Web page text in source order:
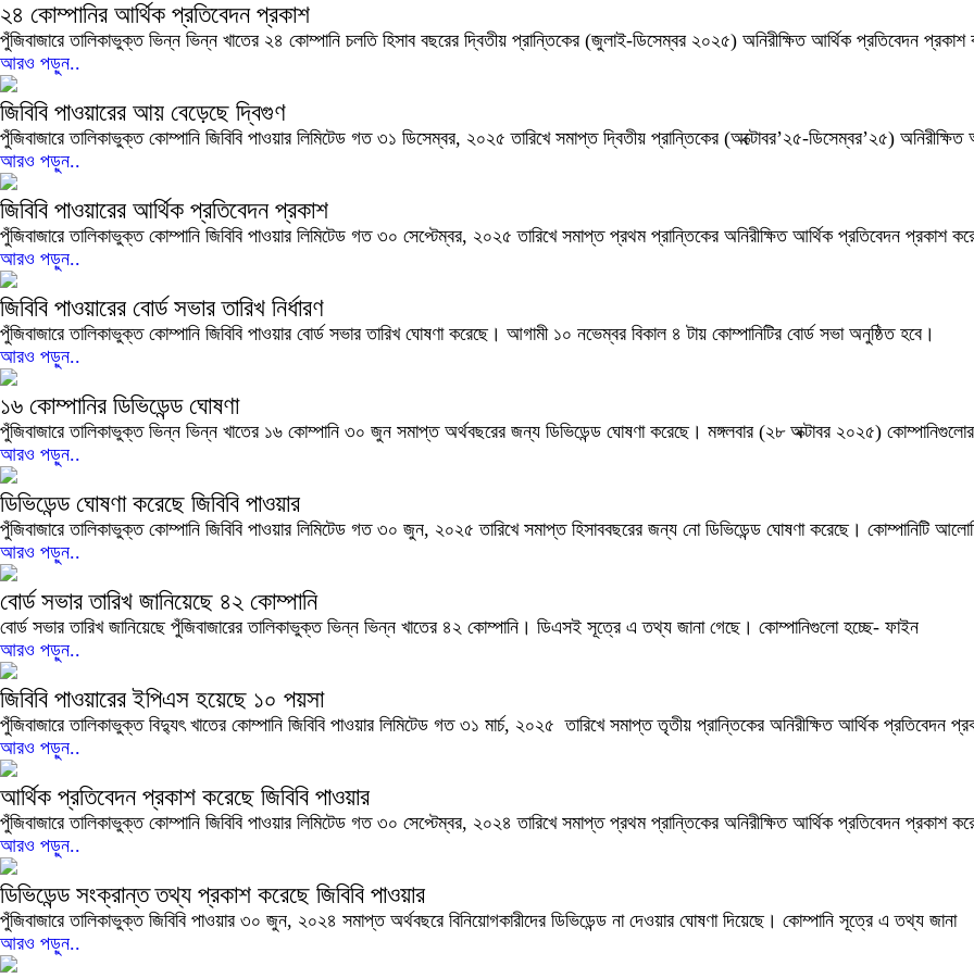
২৪ কোম্পানির আর্থিক প্রতিবেদন প্রকাশ
পুঁজিবাজারে তালিকাভুক্ত ভিন্ন ভিন্ন খাতের ২৪ কোম্পানি চলতি হিসাব বছরের দ্বিতীয় প্রান্তিকের (জুলাই-ডিসেম্বর ২০২৫) অনিরীক্ষিত আর্থিক প্রতিবেদন
আরও পড়ুন..
জিবিবি পাওয়ারের আয় বেড়েছে দ্বিগুণ
পুঁজিবাজারে তালিকাভুক্ত কোম্পানি জিবিবি পাওয়ার লিমিটেড গত ৩১ ডিসেম্বর, ২০২৫ তারিখে সমাপ্ত দ্বিতীয় প্রান্তিকের (অক্টোবর’২৫-ডিসেম্বর’২৫)
আরও পড়ুন..
জিবিবি পাওয়ারের আর্থিক প্রতিবেদন প্রকাশ
পুঁজিবাজারে তালিকাভুক্ত কোম্পানি জিবিবি পাওয়ার লিমিটেড গত ৩০ সেপ্টেম্বর, ২০২৫ তারিখে সমাপ্ত প্রথম প্রান্তিকের অনিরীক্ষিত আর্থিক প্রতিবেদন প্রকাশ
আরও পড়ুন..
জিবিবি পাওয়ারের বোর্ড সভার তারিখ নির্ধারণ
পুঁজিবাজারে তালিকাভুক্ত কোম্পানি জিবিবি পাওয়ার বোর্ড সভার তারিখ ঘোষণা করেছে। আগামী ১০ নভেম্বর বিকাল ৪ টায় কোম্পানিটির বোর্ড সভা অনুষ্ঠিত হবে।
আরও পড়ুন..
১৬ কোম্পানির ডিভিডেন্ড ঘোষণা
পুঁজিবাজারে তালিকাভুক্ত ভিন্ন ভিন্ন খাতের ১৬ কোম্পানি ৩০ জুন সমাপ্ত অর্থবছরের জন্য ডিভিডেন্ড ঘোষণা করেছে। মঙ্গলবার (২৮ অক্টাবর ২০২৫) কোম্পানিগুলোর
আরও পড়ুন..
ডিভিডেন্ড ঘোষণা করেছে জিবিবি পাওয়ার
পুঁজিবাজারে তালিকাভুক্ত কোম্পানি জিবিবি পাওয়ার লিমিটেড গত ৩০ জুন, ২০২৫ তারিখে সমাপ্ত হিসাববছরের জন্য নো ডিভিডেন্ড ঘোষণা করেছে। কোম্পানিটি
আরও পড়ুন..
বোর্ড সভার তারিখ জানিয়েছে ৪২ কোম্পানি
বোর্ড সভার তারিখ জানিয়েছে পুঁজিবাজারের তালিকাভুক্ত ভিন্ন ভিন্ন খাতের ৪২ কোম্পানি। ডিএসই সূত্রে এ তথ্য জানা গেছে। কোম্পানিগুলো হচ্ছে- ফাইন
আরও পড়ুন..
জিবিবি পাওয়ারের ইপিএস হয়েছে ১০ পয়সা
পুঁজিবাজারে তালিকাভুক্ত বিদ্যুৎ খাতের কোম্পানি জিবিবি পাওয়ার লিমিটেড গত ৩১ মার্চ, ২০২৫ তারিখে সমাপ্ত তৃতীয় প্রান্তিকের অনিরীক্ষিত আর্থিক প্রতিবেদন
আরও পড়ুন..
আর্থিক প্রতিবেদন প্রকাশ করেছে জিবিবি পাওয়ার
পুঁজিবাজারে তালিকাভুক্ত কোম্পানি জিবিবি পাওয়ার লিমিটেড গত ৩০ সেপ্টেম্বর, ২০২৪ তারিখে সমাপ্ত প্রথম প্রান্তিকের অনিরীক্ষিত আর্থিক প্রতিবেদন প্রকাশ
আরও পড়ুন..
ডিভিডেন্ড সংক্রান্ত তথ্য প্রকাশ করেছে জিবিবি পাওয়ার
পুঁজিবাজারে তালিকাভুক্ত জিবিবি পাওয়ার ৩০ জুন, ২০২৪ সমাপ্ত অর্থবছরে বিনিয়োগকারীদের ডিভিডেন্ড না দেওয়ার ঘোষণা দিয়েছে। কোম্পানি সূত্রে এ তথ্য জানা
আরও পড়ুন..